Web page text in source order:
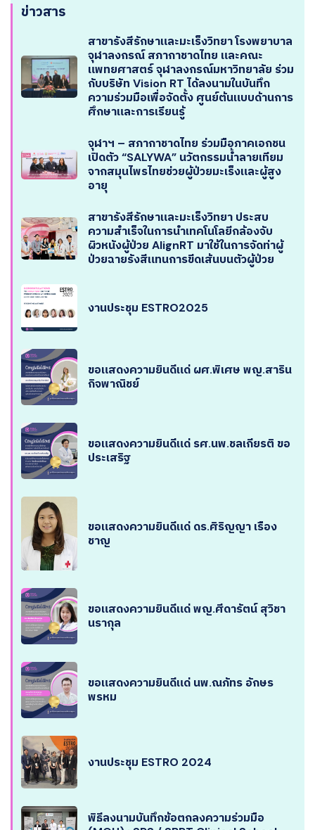
ข่าวสาร
สาขารังสีรักษาและมะเร็งวิทยา โรงพยาบาล
จุฬาลงกรณ์ สภากาชาดไทย และคณะ
แพทยศาสตร์ จุฬาลงกรณ์มหาวิทยาลัย ร่วม
กับบริษัท Vision RT ได้ลงนามในบันทึก
ความร่วมมือเพื่อจัดตั้ง ศูนย์ต้นแบบด้านการ
ศึกษาและการเรียนรู้
จุฬาฯ – สภากาชาดไทย ร่วมมือภาคเอกชน
เปิดตัว “SALYWA” นวัตกรรมน้ำลายเทียม
จากสมุนไพรไทยช่วยผู้ป่วยมะเร็งและผู้สูง
อายุ
สาขารังสีรักษาและมะเร็งวิทยา ประสบ
ความสำเร็จในการนำเทคโนโลยีกล้องจับ
ผิวหนังผู้ป่วย AlignRT มาใช้ในการจัดท่าผู้
ป่วยฉายรังสีแทนการขีดเส้นบนตัวผู้ป่วย
งานประชุม ESTRO2025
ขอแสดงความยินดีแด่ ผศ.พิเศษ พญ.สาริน
กิจพาณิชย์
ขอแสดงความยินดีแด่ รศ.นพ.ชลเกียรติ ขอ
ประเสริฐ
ขอแสดงความยินดีแด่ ดร.ศิริญญา เรือง
ชาญ
ขอแสดงความยินดีแด่ พญ.ศีดารัตน์ สุวิชา
นรากุล
ขอแสดงความยินดีแด่ นพ.ณภัทร อักษร
พรหม
งานประชุม ESTRO 2024
พิธีลงนามบันทึกข้อตกลงความร่วมมือ